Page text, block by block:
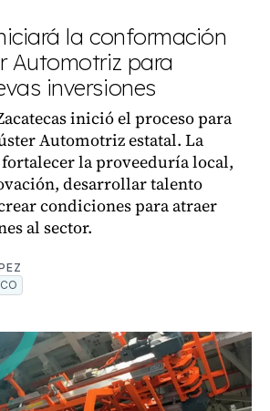
la conformación
Automotriz para
inversiones
inició el proceso para
Automotriz estatal. La
la proveeduría local,
desarrollar talento
condiciones para atraer
al sector.